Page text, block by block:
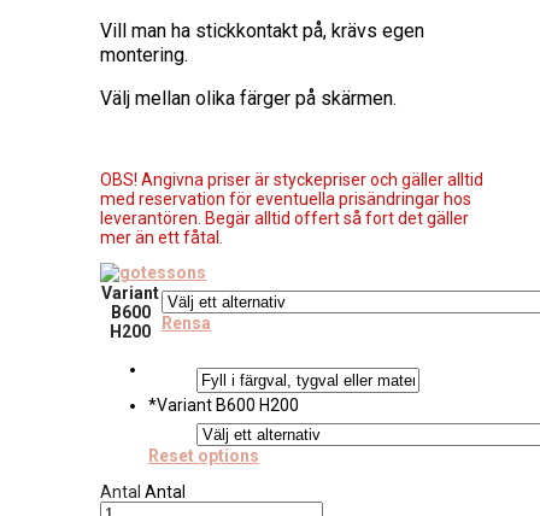
Vill man ha stickkontakt på, krävs egen
montering.
Välj mellan olika färger på skärmen.
OBS! Angivna priser är styckepriser och gäller alltid
med reservation för eventuella prisändringar hos
leverantören. Begär alltid offert så fort det gäller
mer än ett fåtal.
Variant
B600
H200
Rensa
*Variant B600 H200
Reset options
Antal Antal